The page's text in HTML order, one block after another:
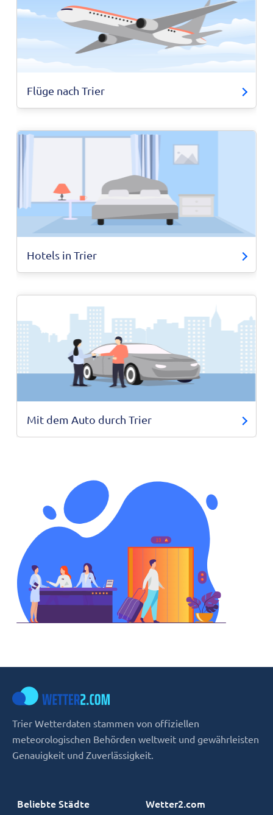
Flüge nach Trier
Hotels in Trier
Mit dem Auto durch Trier
Trier Wetterdaten stammen von offiziellen
meteorologischen Behörden weltweit und gewährleisten
Genauigkeit und Zuverlässigkeit.
Beliebte Städte Wetter2.com